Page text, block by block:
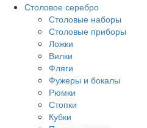
Столовое серебро
Столовые наборы
Столовые приборы
Ложки
Вилки
Фляги
Фужеры и бокалы
Рюмки
Стопки
Кубки